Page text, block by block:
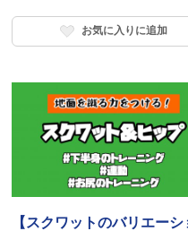
お気に入りに追加
【スクワットのバリエーシ